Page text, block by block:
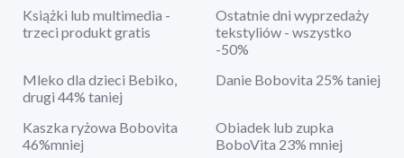
Książki lub multimedia -
trzeci produkt gratis
Ostatnie dni wyprzedaży
tekstyliów - wszystko
-50%
Mleko dla dzieci Bebiko,
drugi 44% taniej
Danie Bobovita 25% taniej
Kaszka ryżowa Bobovita
46%mniej
Obiadek lub zupka
BoboVita 23% mniej